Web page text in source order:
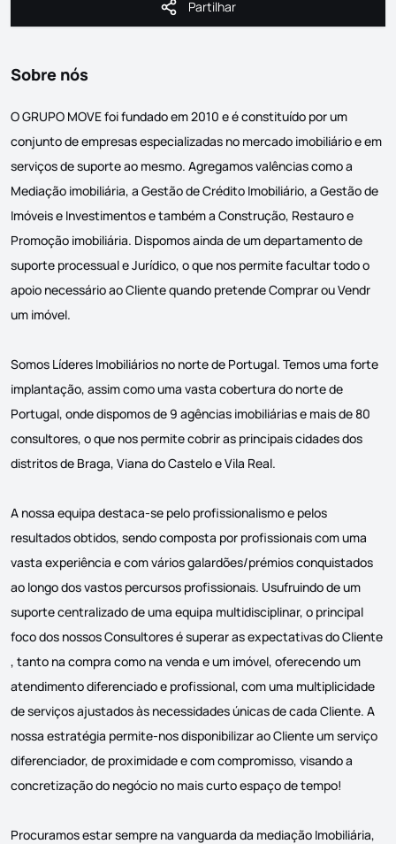
Partilhar
Partilhar
Sobre nós
O GRUPO MOVE foi fundado em 2010 e é constituído por um
conjunto de empresas especializadas no mercado imobiliário e em
serviços de suporte ao mesmo. Agregamos valências como a
Mediação imobiliária, a Gestão de Crédito Imobiliário, a Gestão de
Imóveis e Investimentos e também a Construção, Restauro e
Promoção imobiliária. Dispomos ainda de um departamento de
suporte processual e Jurídico, o que nos permite facultar todo o
apoio necessário ao Cliente quando pretende Comprar ou Vendr
um imóvel.
Somos Líderes Imobiliários no norte de Portugal. Temos uma forte
implantação, assim como uma vasta cobertura do norte de
Portugal, onde dispomos de 9 agências imobiliárias e mais de 80
consultores, o que nos permite cobrir as principais cidades dos
distritos de Braga, Viana do Castelo e Vila Real.
A nossa equipa destaca-se pelo profissionalismo e pelos
resultados obtidos, sendo composta por profissionais com uma
vasta experiência e com vários galardões/prémios conquistados
ao longo dos vastos percursos profissionais. Usufruindo de um
suporte centralizado de uma equipa multidisciplinar, o principal
foco dos nossos Consultores é superar as expectativas do Cliente
, tanto na compra como na venda e um imóvel, oferecendo um
atendimento diferenciado e profissional, com uma multiplicidade
de serviços ajustados às necessidades únicas de cada Cliente. A
nossa estratégia permite-nos disponibilizar ao Cliente um serviço
diferenciador, de proximidade e com compromisso, visando a
concretização do negócio no mais curto espaço de tempo!
Procuramos estar sempre na vanguarda da mediação Imobiliária,